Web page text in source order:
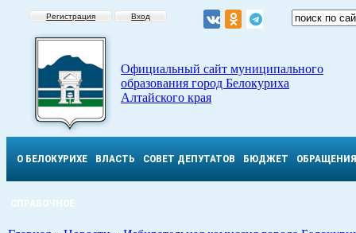
Регистрация Вход
Официальный сайт муниципального
образования город Белокуриха
Алтайского края
О БЕЛОКУРИХЕ ВЛАСТЬ СОВЕТ ДЕПУТАТОВ БЮДЖЕТ ОБРАЩЕНИЯ
СПРАВОЧНОЕ